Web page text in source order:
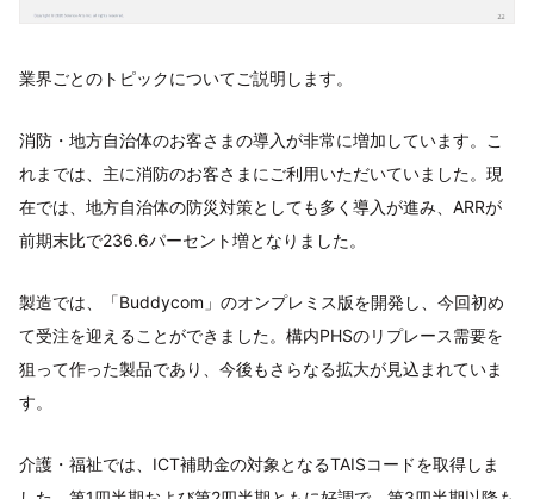
業界ごとのトピックについてご説明します。
消防・地方自治体のお客さまの導入が非常に増加しています。こ
れまでは、主に消防のお客さまにご利用いただいていました。現
在では、地方自治体の防災対策としても多く導入が進み、ARRが
前期末比で236.6パーセント増となりました。
製造では、「Buddycom」のオンプレミス版を開発し、今回初め
て受注を迎えることができました。構内PHSのリプレース需要を
狙って作った製品であり、今後もさらなる拡大が見込まれていま
す。
介護・福祉では、ICT補助金の対象となるTAISコードを取得しま